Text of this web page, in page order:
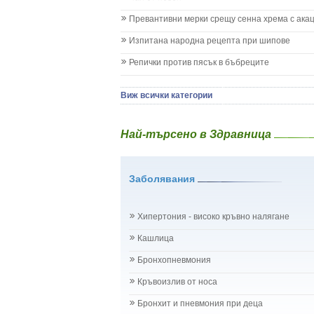
Колики
Менингит
Млечница
Нощно напикаване - енуреза
Плач
Проблеми с очите на бебето и детето
Рубеола
Температура - висока
Хрема при бебето и детето
Бъбреци
Бъбречна поликистоза
Превантивни мерки срещу сенна хрема с
Изпитана народна рецепта при шипове
Репички против пясък в бъбреците
Виж всички категории
Най-търсено в Здравница
Заболявания
Хипертония - високо кръвно налягане
Кашлица
Бронхопневмония
Кръвоизлив от носа
Бронхит и пневмония при деца